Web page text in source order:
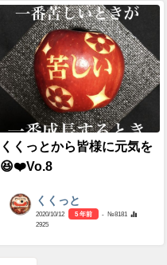
くくっとから皆様に元気を
😆❤️Vo.8
くくっと
2020/10/12 5 年前
- №8181
2925